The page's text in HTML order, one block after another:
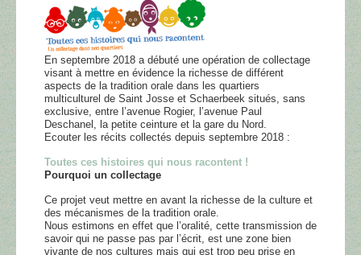
En septembre 2018 a débuté une opération de collectage
visant à mettre en évidence la richesse de différent
aspects de la tradition orale dans les quartiers
multiculturel de Saint Josse et Schaerbeek situés, sans
exclusive, entre l’avenue Rogier, l’avenue Paul
Deschanel, la petite ceinture et la gare du Nord.
Ecouter les récits collectés depuis septembre 2018 :
Toutes ces histoires qui nous racontent !
Pourquoi un collectage
Ce projet veut mettre en avant la richesse de la culture et
des mécanismes de la tradition orale.
Nous estimons en effet que l’oralité, cette transmission de
savoir qui ne passe pas par l’écrit, est une zone bien
vivante de nos cultures mais qui est trop peu prise en